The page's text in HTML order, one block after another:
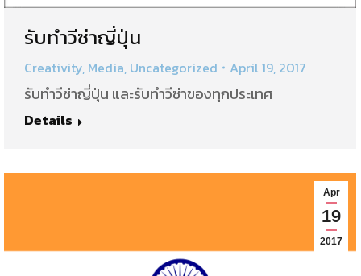
รับทำวีซ่าญี่ปุ่น
Creativity, Media, Uncategorized April 19, 2017
รับทำวีซ่าญี่ปุ่น และรับทำวีซ่าของทุกประเทศ
Details
Apr
19
2017